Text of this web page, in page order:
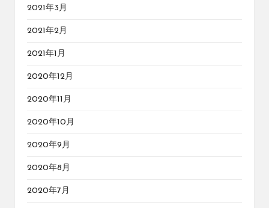
2021年3月
2021年2月
2021年1月
2020年12月
2020年11月
2020年10月
2020年9月
2020年8月
2020年7月